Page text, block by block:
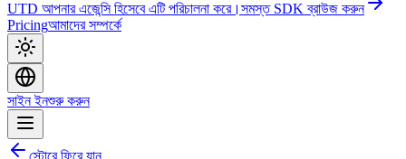
UTD আপনার এজেন্সি হিসেবে এটি পরিচালনা করে। সমস্ত SDK ব্রাউজ করুন
Pricingআমাদের সম্পর্কে
সাইন ইনশুরু করুন
স্টোরে ফিরে যান